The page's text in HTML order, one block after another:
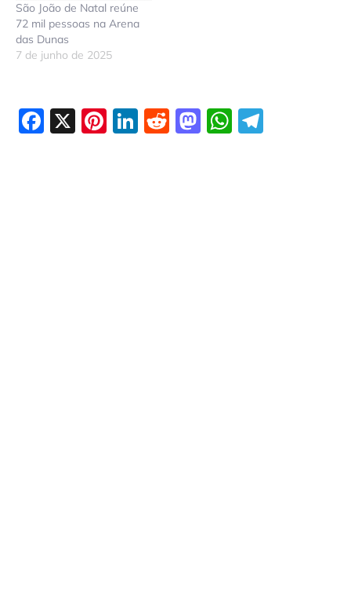
São João de Natal reúne
72 mil pessoas na Arena
das Dunas
7 de junho de 2025
Facebook
X Pinterest
LinkedIn
Reddit
Mastodon